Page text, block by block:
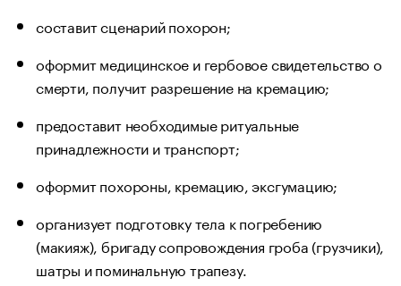
составит сценарий похорон;
оформит медицинское и гербовое свидетельство о
смерти, получит разрешение на кремацию;
предоставит необходимые ритуальные
принадлежности и транспорт;
оформит похороны, кремацию, эксгумацию;
организует подготовку тела к погребению
(макияж), бригаду сопровождения гроба (грузчики),
шатры и поминальную трапезу.